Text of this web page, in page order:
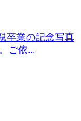
卒業の記念写真
ご依...